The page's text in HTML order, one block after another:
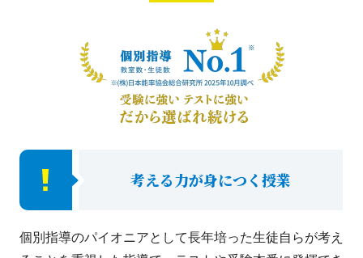
考える力が身につく授業
個別指導のパイオニアとして長年培った生徒自らが考え